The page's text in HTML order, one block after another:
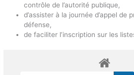
contrôle de l’autorité publique,
d’assister à la journée d’appel de
défense,
de faciliter l’inscription sur les